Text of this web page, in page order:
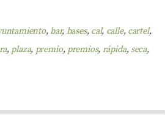
,bar, bases, cal, calle, cartel,
, plaza, premio, premios, rápida, seca,